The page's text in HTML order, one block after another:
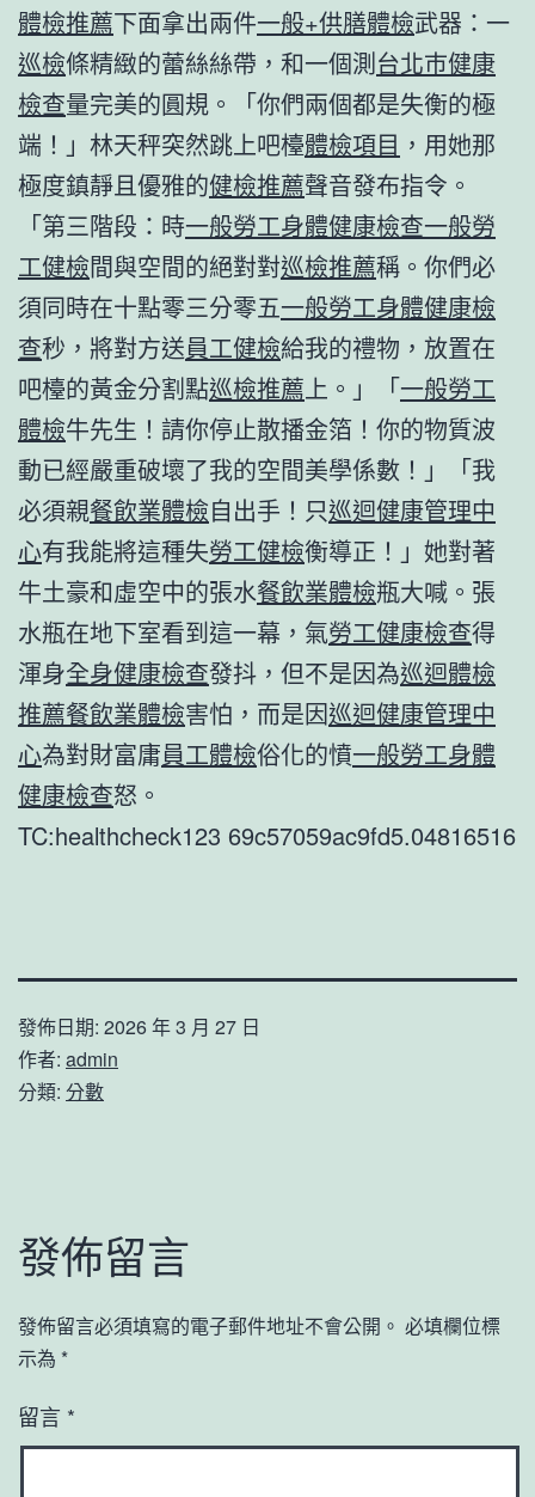
體檢推薦下面拿出兩件一般+供膳體檢武器：一
巡檢條精緻的蕾絲絲帶，和一個測台北巿健康
檢查量完美的圓規。「你們兩個都是失衡的極
端！」林天秤突然跳上吧檯體檢項目 ，用她那
極度鎮靜且優雅的健檢推薦聲音發布指令。
「第三階段：時一般勞工身體健康檢查一般勞
工健檢間與空間的絕對對巡檢推薦稱。你們必
須同時在十點零三分零五一般勞工身體健康檢
查秒，將對方送員工健檢給我的禮物，放置在
吧檯的黃金分割點巡檢推薦 上。」「一般勞工
體檢牛先生！請你停止散播金箔！你的物質波
動已經嚴重破壞了我的空間美學係數！」「我
必須親餐飲業體檢自出手！只巡迴健康管理中
心有我能將這種失勞工健檢衡導正！」她對著
牛土豪和虛空中的張水餐飲業體檢瓶大喊。張
水瓶在地下室看到這一幕，氣勞工健康檢查得
渾身全身健康檢查發抖，但不是因為巡迴體檢
推薦餐飲業體檢害怕，而是因巡迴健康管理中
心為對財富庸員工體檢俗化的憤一般勞工身體
健康檢查怒。
TC:healthcheck123 69c57059ac9fd5.04816516
發佈日期: 2026 年 3 月 27 日
作者: admin
分類: 分數
發佈留言
發佈留言必須填寫的電子郵件地址不會公開。 必填欄位標
示為 *
留言 *